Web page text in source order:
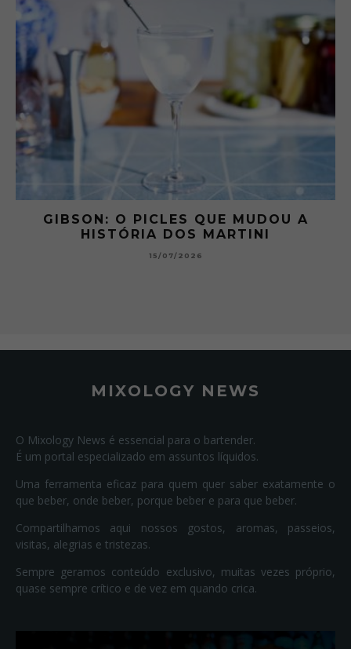
GIBSON: O PICLES QUE MUDOU A
HISTÓRIA DOS MARTINI
15/07/2026
MIXOLOGY NEWS
O Mixology News é essencial para o bartender.
É um portal especializado em assuntos líquidos.
Uma ferramenta eficaz para quem quer saber exatamente o
que beber, onde beber, porque beber e para que beber.
Compartilhamos aqui nossos gostos, aromas, passeios,
visitas, alegrias e tristezas.
Sempre geramos conteúdo exclusivo, muitas vezes próprio,
quase sempre crítico e de vez em quando crica.